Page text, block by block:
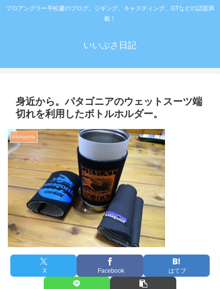
プロアングラー平松慶のブログ。ジギング、キャスティング、GTなどの話題満
載！
いいぶさ日記
身近から。パタゴニアのウェットスーツ端
切れを利用したボトルホルダー。
patagonia
X Facebook はてブ